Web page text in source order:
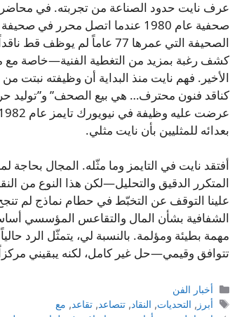
الصحيفة التي عمرها 77 عاماً
الأخير. فهم نايت منذ البداية أن وظيفته
كناقد فنون محترف… هي بيع الصحف” و”توليد
بعدائه للمثليين بأن نايت مثلي.
أفتقد نايت في التايمز وما مثّله. المجال بحاجة
المتكرر الدقيق والتحليل—لكن هذا النوع من
علينا التوقف عن التخبّط في حطام نماذج لم
الشفافية بشأن المال والتقاعس المؤسسي
مهمة بطيئة ومؤلمة. بالنسبة لي، يتمثّل الرد
تتوافق وقيمي—حل غير كامل، لكنه يبقيني
التصنيفات
أخبار الفن
الوسوم
أبرز , التحديات, النقاد,تتصاعد,تقاعد, مع